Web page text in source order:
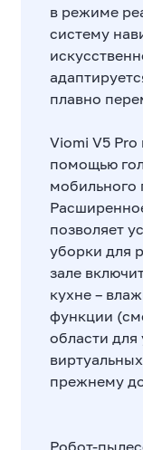
в режиме
систему
плавно
Viomi V5 Pro
помощью
мобильного
позволяет
уборки для
зале
кухне –
функции
области для
прежнему
Робот-